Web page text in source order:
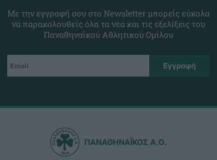
Με την εγγραφή σου στο Newsletter μπορείς εύκολα
να παρακολουθείς όλα τα νέα και τις εξελίξεις του
Παναθηναϊκού Αθλητικού Ομίλου
ΠΑΝΑΘΗΝΑΪΚΟΣ Α.Ο.